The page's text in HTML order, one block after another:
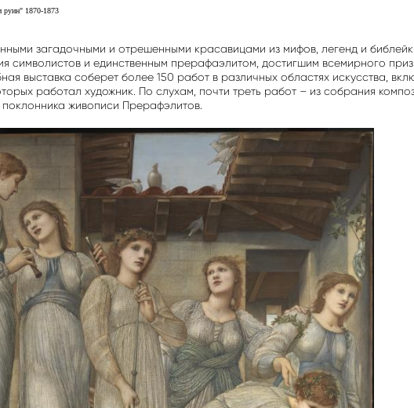
1870-1873
загадочными и отрешенными красавицами из мифов, легенд и
символистов и единственным прерафаэлитом, достигшим всемирного
выставка соберет более 150 работ в различных областях искусства,
работал художник. По слухам, почти треть работ – из собрания
живописи Прерафэлитов.